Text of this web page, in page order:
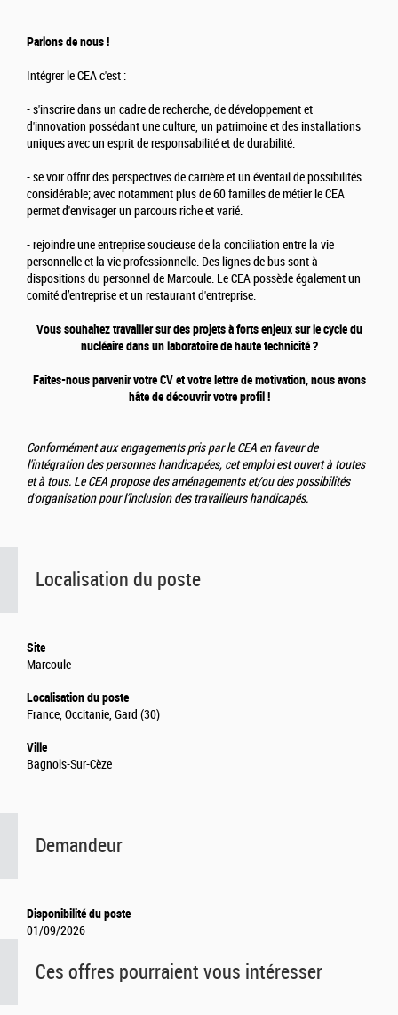
Parlons de nous !
Intégrer le CEA c'est :
- s'inscrire dans un cadre de recherche, de développement et
d'innovation possédant une culture, un patrimoine et des installations
uniques avec un esprit de responsabilité et de durabilité.
- se voir offrir des perspectives de carrière et un éventail de possibilités
considérable; avec notamment plus de 60 familles de métier le CEA
permet d'envisager un parcours riche et varié.
- rejoindre une entreprise soucieuse de la conciliation entre la vie
personnelle et la vie professionnelle. Des lignes de bus sont à
dispositions du personnel de Marcoule. Le CEA possède également un
comité d’entreprise et un restaurant d'entreprise.
Vous souhaitez travailler sur des projets à forts enjeux sur le cycle du
nucléaire dans un laboratoire de haute technicité ?
Faites-nous parvenir votre CV et votre lettre de motivation, nous avons
hâte de découvrir votre profil !
Conformément aux engagements pris par le CEA en faveur de
l'intégration des personnes handicapées, cet emploi est ouvert à toutes
et à tous. Le CEA propose des aménagements et/ou des possibilités
d'organisation pour l’inclusion des travailleurs handicapés.
Localisation du poste
Site
Marcoule
Localisation du poste
France, Occitanie, Gard (30)
Ville
Bagnols-Sur-Cèze
Demandeur
Disponibilité du poste
01/09/2026
Ces offres pourraient vous intéresser